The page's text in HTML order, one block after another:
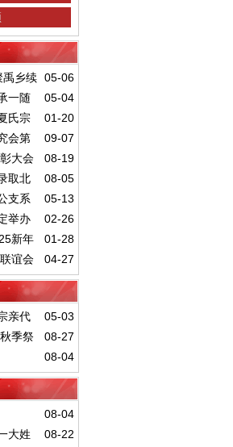
05-06
禹乡续
05-04
一随
动圆满举行
01-20
氏宗
09-07
会第
举办
08-19
大会
年会
08-05
取北
清华大学05-13
支系
动有感
02-26
举办
》
01-28
新年
04-27
谊会
肥举办
05-03
亲代
街道共贺南
08-27
季祭
学生表彰大
08-04
08-04
08-22
大姓